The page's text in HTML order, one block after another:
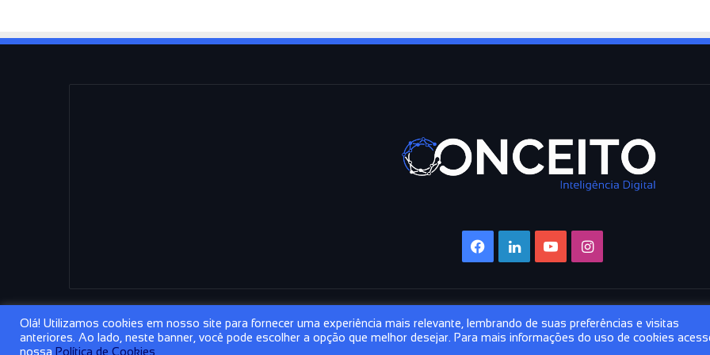
d
a
l
o
g
i
n
m
a
o
p
r
e
Facebook
LinkedinYouTubeInstagram
© Copyright 2026, Todos os direitos reservados | Conceito Digital Consultoria e Treinamentos. Facebook
Olá! Utilizamos cookies em nosso site para fornecer uma experiência mais relevante, lembrando de suas preferências e visitas
anteriores. Ao lado, neste banner, você pode escolher a opção que melhor desejar. Para mais informações do uso de cookies
nossa Política de Cookies